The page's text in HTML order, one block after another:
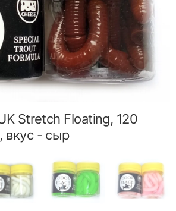
Stretch Floating, 120
вкус - сыр